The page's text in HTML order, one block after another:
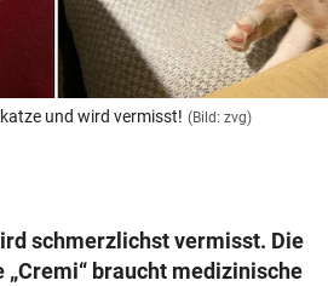
& Co KG 2026
und wird vermisst! (Bild: zvg)
schmerzlichst vermisst. Die
„Cremi“ braucht medizinische